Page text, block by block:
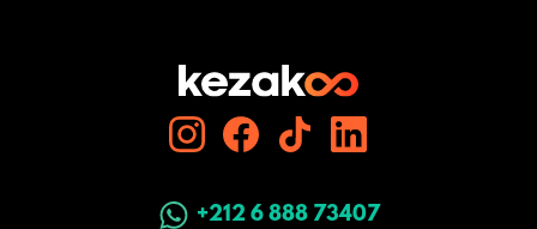
+212 6 888 73407